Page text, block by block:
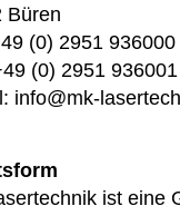
Büren
(0) 2951 936000
(0) 2951 936001
info@mk-
ist eine